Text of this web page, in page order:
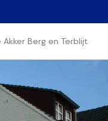
Berg en Terblijt